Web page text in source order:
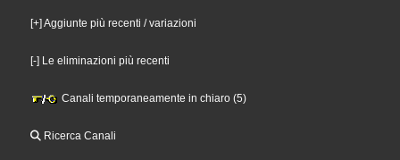
[+] Aggiunte più recenti / variazioni
[-] Le eliminazioni più recenti
Canali temporaneamente in chiaro (5)
Ricerca Canali